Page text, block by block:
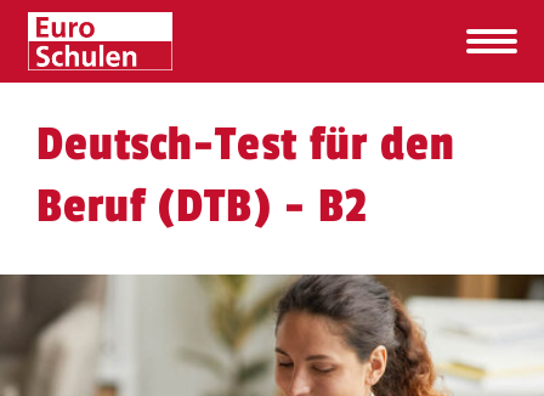
Deutsch-Test für den
Beruf (DTB) - B2